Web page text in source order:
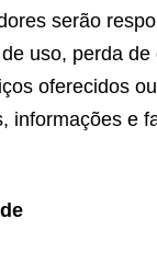
serão
uso, perda
oferecidos
informações e